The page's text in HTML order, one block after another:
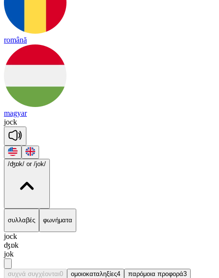
română
magyar
jock
/ʤɒk/ or /jok/
συλλαβές φωνήματα
jock
ʤɒk
jok
συχνά συγχέονται0 ομοιοκαταληξίες4 παρόμοια προφορά3